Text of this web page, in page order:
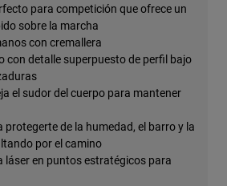
para competición que ofrece un
sobre la marcha
con cremallera
con detalle superpuesto de perfil bajo
el sudor del cuerpo para mantener
protegerte de la humedad, el barro y la
por el camino
láser en puntos estratégicos para